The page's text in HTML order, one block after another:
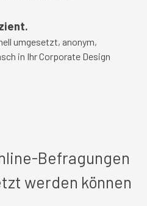
umgesetzt, anonym,
in Ihr Corporate Design
Befragungen
werden können